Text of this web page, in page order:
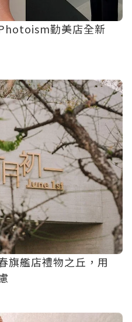
勤美店全新
旗艦店禮物之丘，用